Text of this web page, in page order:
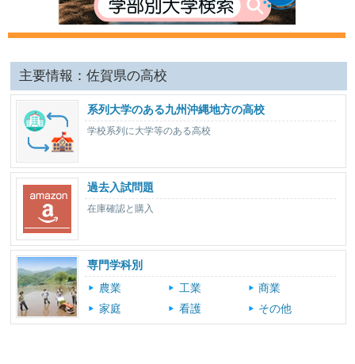
主要情報：佐賀県の高校
系列大学のある九州沖縄地方の高校
学校系列に大学等のある高校
過去入試問題
在庫確認と購入
専門学科別
農業
工業
商業
家庭
看護 その他